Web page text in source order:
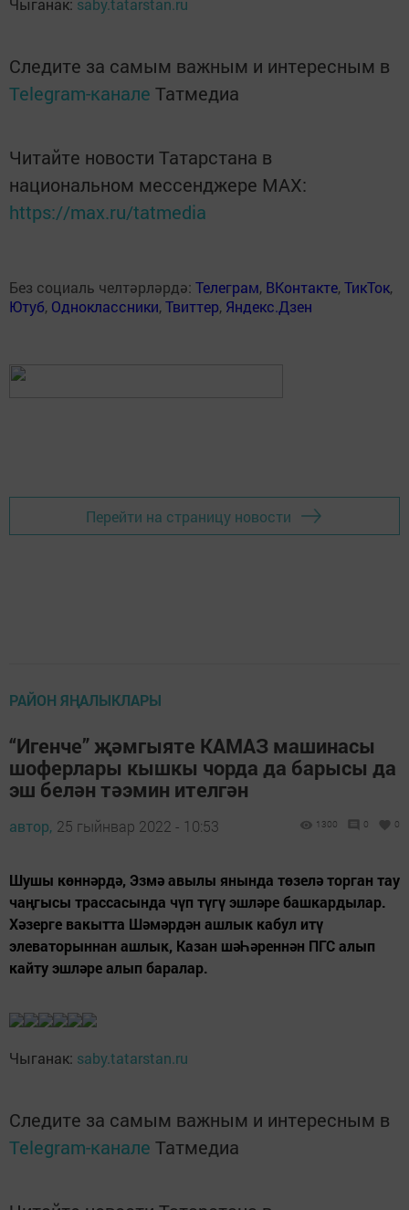
Чыганак: saby.tatarstan.ru
Следите за самым важным и интересным в
Telegram-канале Татмедиа
Читайте новости Татарстана в
национальном мессенджере MАХ:
https://max.ru/tatmedia
Без социаль челтәрләрдә: Телеграм, ВКонтакте,ТикТок,
Ютуб, Одноклассники,Твиттер, Яндекс.Дзен
Перейти на страницу новости
РАЙОН ЯҢАЛЫКЛАРЫ
“Игенче” җәмгыяте КАМАЗ машинасы
шоферлары кышкы чорда да барысы да
эш белән тәэмин ителгән
автор, 25 гыйнвар 2022 - 10:53 1300 0 0
Шушы көннәрдә, Эзмә авылы янында төзелә торган тау
чаңгысы трассасында чүп түгү эшләре башкардылар.
Хәзерге вакытта Шәмәрдән ашлык кабул итү
элеваторыннан ашлык, Казан шәҺәреннән ПГС алып
кайту эшләре алып баралар.
Чыганак: saby.tatarstan.ru
Следите за самым важным и интересным в
Telegram-канале Татмедиа